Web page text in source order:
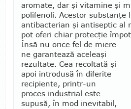
aromate, dar şi vitamine şi
poli­fenoli. A­ces­tor
antibacterian şi antiseptic al
pot oferi chiar protec­ţie
Însă nu orice fel de miere
ne garantează aceleaşi
rezultate. Cea recoltată şi
apoi introdusă în diferite
recipiente, printr-un
proces industrial este
supusă, în mod inevitabil,